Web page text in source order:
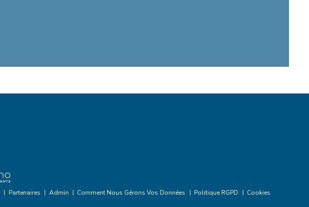
Partenaires Admin Comment Nous Gérons Vos Données Politique RGPD Cookies